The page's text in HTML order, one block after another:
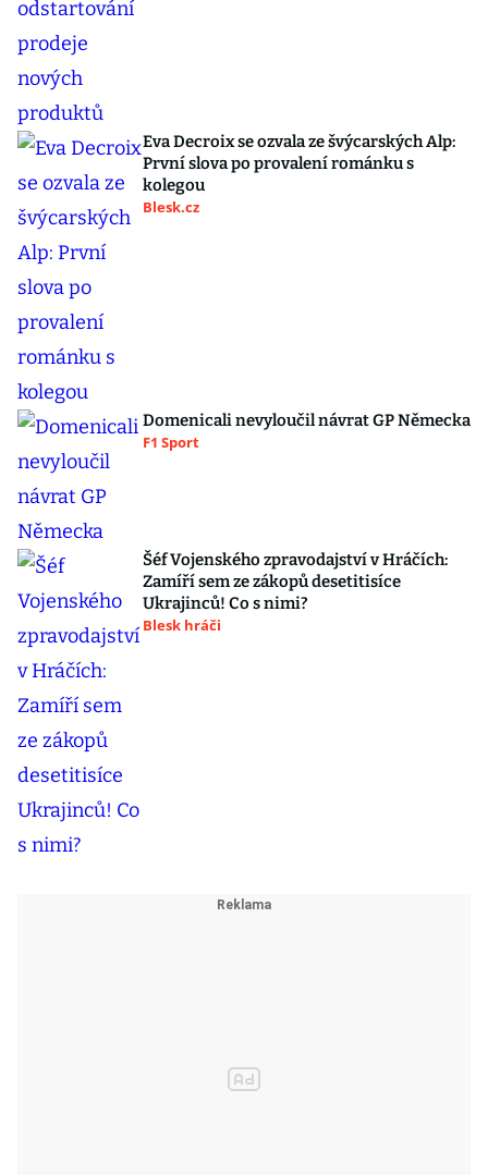
Eva Decroix se ozvala ze švýcarských Alp:
První slova po provalení románku s
kolegou
Blesk.cz
Domenicali nevyloučil návrat GP Německa
F1 Sport
Šéf Vojenského zpravodajství v Hráčích:
Zamíří sem ze zákopů desetitisíce
Ukrajinců! Co s nimi?
Blesk hráči